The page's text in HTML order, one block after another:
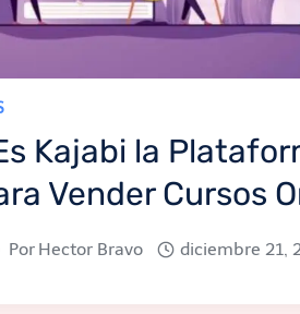
Kajabi la
Vender Cursos
Por Hector Bravo diciembre 21,